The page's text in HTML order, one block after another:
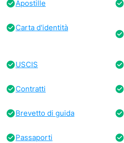
Apostille
Carta d'identità
USCIS
Contratti
Brevetto di guida
Passaporti